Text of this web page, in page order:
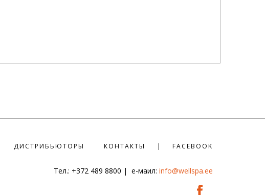
ДИСТРИБЬЮТОРЫ КОНТАКТЫ FACEBOOK
Тел.: +372 489 8800 | е-маил: info@wellspa.ee